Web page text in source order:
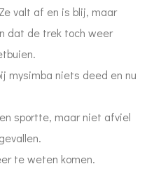
valt af en is blij, maar
dat de trek toch weer
mysimba niets deed en nu
sportte, maar niet afviel
te weten komen.